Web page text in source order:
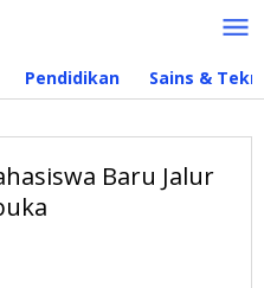
Pendidikan Sains &
Baru Jalur